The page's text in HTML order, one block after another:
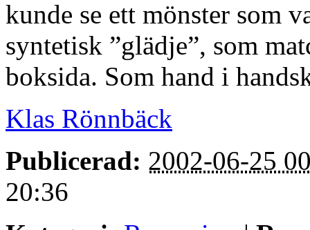
kunde se ett mönster som
syntetisk ”glädje”, som
boksida. Som hand i
Klas Rönnbäck
Publicerad: 2002-06-25
20:36